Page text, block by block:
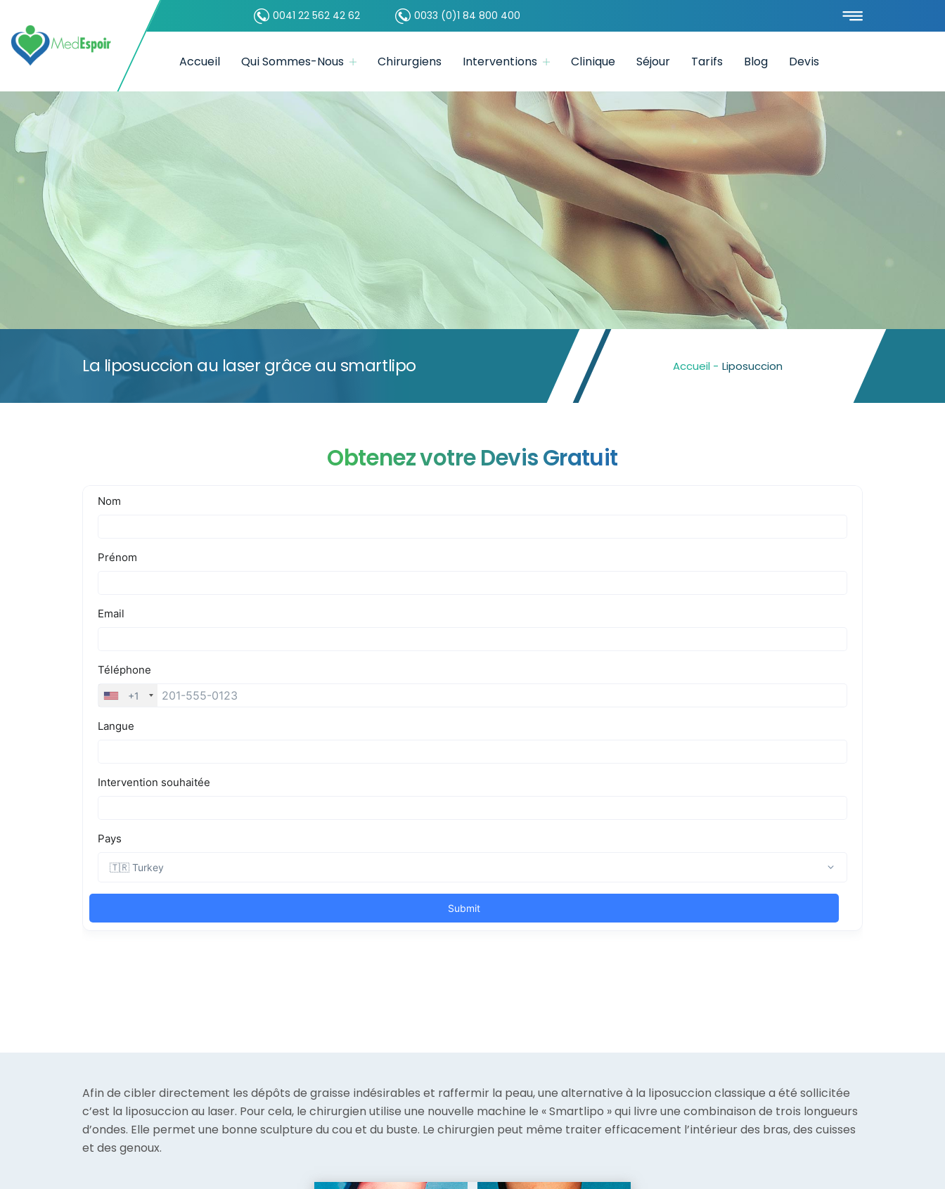
0041 22 562 42 62 0033 (0)1 84 800 400
Accueil Qui Sommes-Nous Chirurgiens Interventions Clinique Séjour Tarifs Blog Devis
La liposuccion au laser grâce au smartlipo Accueil - Liposuccion
Obtenez votre Devis Gratuit
Afin de cibler directement les dépôts de graisse indésirables et raffermir la peau, une alternative à la liposuccion classique a été sollicitée
c’est la liposuccion au laser. Pour cela, le chirurgien utilise une nouvelle machine le « Smartlipo » qui livre une combinaison de trois longueurs
d’ondes. Elle permet une bonne sculpture du cou et du buste. Le chirurgien peut même traiter efficacement l’intérieur des bras, des cuisses
et des genoux.